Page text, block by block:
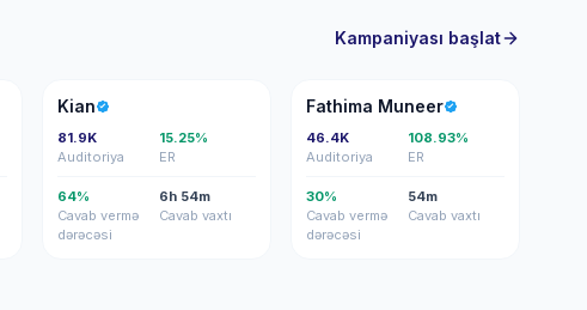
Kampaniyası başlat
K
Kian
81.9K
Auditoriya
15.25%
ER
64%
Cavab vermə
dərəcəsi
6h 54m
Cavab vaxtı
FM
Fathima Muneer
46.4K
Auditoriya
108.93%
ER
30%
Cavab vermə
dərəcəsi
54m
Cavab vaxtı